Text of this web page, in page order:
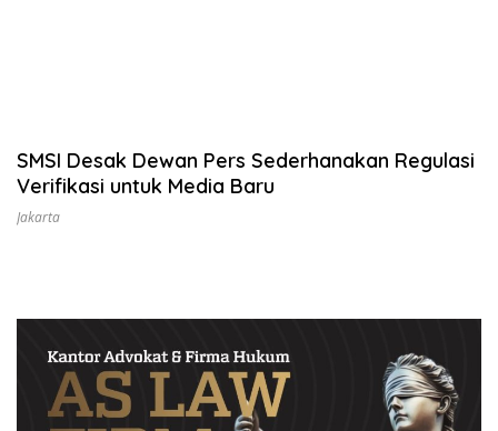
SMSI Desak Dewan Pers Sederhanakan Regulasi
Verifikasi untuk Media Baru
Jakarta